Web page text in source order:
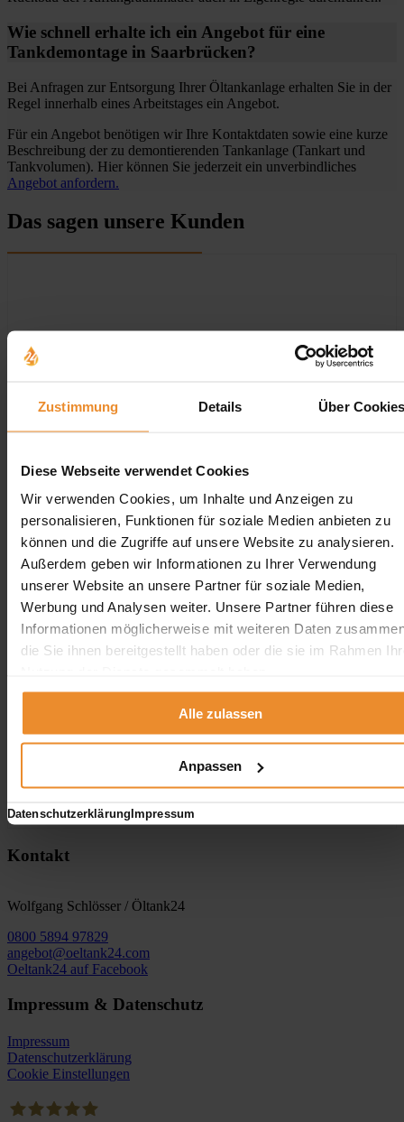
Zustimmung Details Über
Diese Webseite verwendet Cookies
Wir verwenden Cookies, um Inhalte und Anzeigen zu
personalisieren, Funktionen für soziale Medien anbieten zu
können und die Zugriffe auf unsere Website zu analysieren.
Außerdem geben wir Informationen zu Ihrer Verwendung
unserer Website an unsere Partner für soziale Medien,
Werbung und Analysen weiter. Unsere Partner führen diese
Informationen möglicherweise mit weiteren Daten
die Sie ihnen bereitgestellt haben oder die sie im Rahmen
Alle zulassen
Anpassen
DatenschutzerklärungImpressum
Wie schnell erhalte ich ein Angebot für eine
Tankdemontage in Saarbrücken?
Bei Anfragen zur Entsorgung Ihrer Öltankanlage erhalten Sie in der
Regel innerhalb eines Arbeitstages ein Angebot.
Für ein Angebot benötigen wir Ihre Kontaktdaten sowie eine kurze
Beschreibung der zu demontierenden Tankanlage (Tankart und
Tankvolumen). Hier können Sie jederzeit ein unverbindliches
Angebot anfordern.
Das sagen unsere Kunden
Aufgrund Ihrer Datenschutzeinstellungen können wir Ihnen
unsere Bewertungen hier leider nicht anzeigen.
Klicken Sie hier um Ihre Einstellungen zu bearbeiten.
Jetzt individuelle Anfrage senden. Klicken Sie
hier!
Wir freuen uns auf Ihre Anfrage und senden Ihnen
gerne ein unverbindliches Angebot!
Klicken Sie hier um Ihre Einstellungen zu bearbeiten.
Kontakt
Wolfgang Schlösser / Öltank24
0800 5894 97829
angebot@oeltank24.com
Oeltank24 auf Facebook
Impressum & Datenschutz
Impressum
Datenschutzerklärung
Cookie Einstellungen